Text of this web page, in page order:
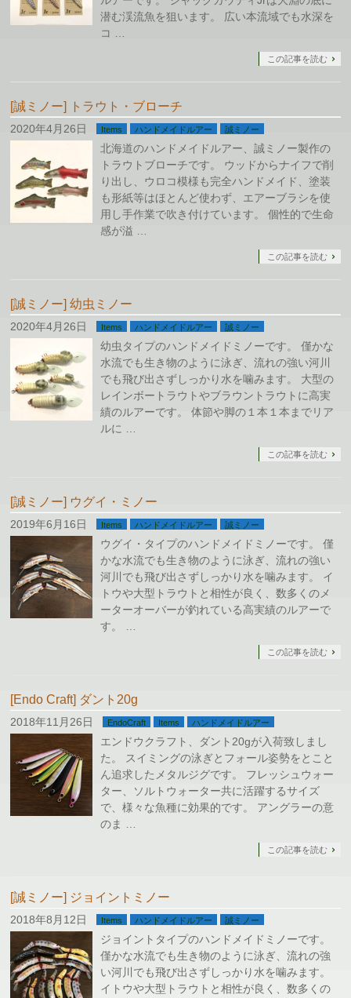
潜む渓流魚を狙います。 広い本流域でも水深を
コ …
この記事を読む
[誠ミノー] トラウト・ブローチ
2020年4月26日 Items ハンドメイドルアー 誠ミノー
北海道のハンドメイドルアー、誠ミノー製作の
トラウトブローチです。 ウッドからナイフで削
り出し、ウロコ模様も完全ハンドメイド、塗装
も形紙等はほとんど使わず、エアーブラシを使
用し手作業で吹き付けています。 個性的で生命
感が溢 …
この記事を読む
[誠ミノー] 幼虫ミノー
2020年4月26日 Items ハンドメイドルアー 誠ミノー
幼虫タイプのハンドメイドミノーです。 僅かな
水流でも生き物のように泳ぎ、流れの強い河川
でも飛び出さずしっかり水を噛みます。 大型の
レインボートラウトやブラウントラウトに高実
績のルアーです。 体節や脚の１本１本までリア
ルに …
この記事を読む
[誠ミノー] ウグイ・ミノー
2019年6月16日 Items ハンドメイドルアー 誠ミノー
ウグイ・タイプのハンドメイドミノーです。 僅
かな水流でも生き物のように泳ぎ、流れの強い
河川でも飛び出さずしっかり水を噛みます。 イ
トウや大型トラウトと相性が良く、数多くのメ
ーターオーバーが釣れている高実績のルアーで
す。 …
この記事を読む
[Endo Craft] ダント20g
2018年11月26日 EndoCraft Items ハンドメイドルアー
エンドウクラフト、ダント20gが入荷致しまし
た。 スイミングの泳ぎとフォール姿勢をとこと
ん追求したメタルジグです。 フレッシュウォー
ター、ソルトウォーター共に活躍するサイズ
で、様々な魚種に効果的です。 アングラーの意
のま …
この記事を読む
[誠ミノー] ジョイントミノー
2018年8月12日 Items ハンドメイドルアー 誠ミノー
ジョイントタイプのハンドメイドミノーです。
僅かな水流でも生き物のように泳ぎ、流れの強
い河川でも飛び出さずしっかり水を噛みます。
イトウや大型トラウトと相性が良く、数多くの